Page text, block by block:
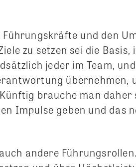
und den
zu setzen sei die
jeder im Team,
übernehmen,
brauche man
Impulse geben und das
andere